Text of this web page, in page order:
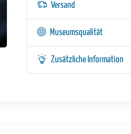
Versand
Museumsqualität
Zusätzliche Information